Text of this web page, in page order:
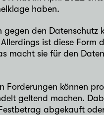
haben.
gegen den Datenschutz
ist diese Form
macht sie für den
Forderungen können
geltend machen.
abgekauft